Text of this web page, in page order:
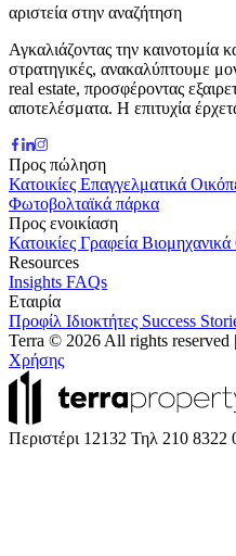
αριστεία στην αναζήτηση
Αγκαλιάζοντας την καινοτομία
στρατηγικές, ανακαλύπτουμε
real estate, προσφέροντας
αποτελέσματα. Η επιτυχία
Προς πώληση
Κατοικίες Επαγγελματικά
Φωτοβολταϊκά πάρκα
Προς ενοικίαση
Κατοικίες Γραφεία Βιομηχανικά
Resources
Insights FAQs
Εταιρία
Προφίλ Ιδιοκτήτες Success
Terra © 2026 All rights reserved
Χρήσης
Περιστέρι 12132 Τηλ 210 8322